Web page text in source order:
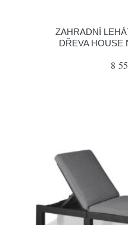
ZAHRADNÍ
DŘEVA HOUSE
8